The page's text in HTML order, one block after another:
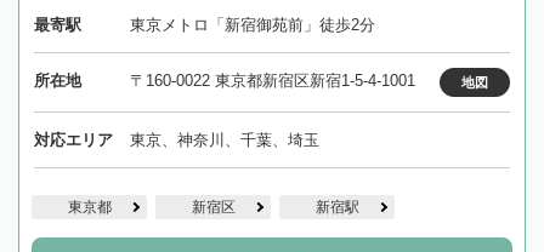
最寄駅 東京メトロ「新宿御苑前」徒歩2分
所在地 〒160-0022 東京都新宿区新宿1-5-4-1001 地図
対応エリア 東京、神奈川、千葉、埼玉
東京都 新宿区 新宿駅